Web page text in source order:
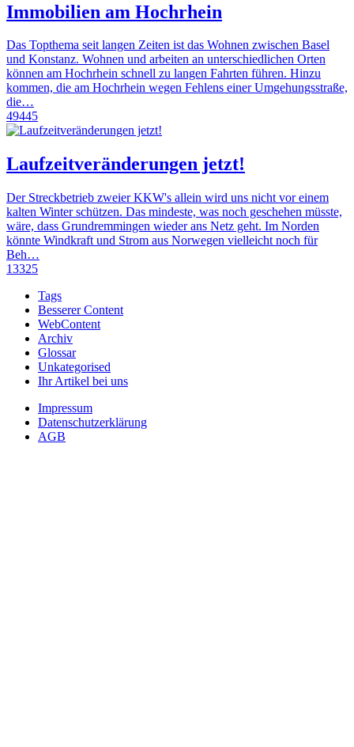
Immobilien am Hochrhein
Das Topthema seit langen Zeiten ist das Wohnen zwischen Basel
und Konstanz. Wohnen und arbeiten an unterschiedlichen Orten
können am Hochrhein schnell zu langen Fahrten führen. Hinzu
kommen, die am Hochrhein wegen Fehlens einer Umgehungsstraße,
die…
49445
Laufzeitveränderungen jetzt!
Der Streckbetrieb zweier KKW's allein wird uns nicht vor einem
kalten Winter schützen. Das mindeste, was noch geschehen müsste,
wäre, dass Grundremmingen wieder ans Netz geht. Im Norden
könnte Windkraft und Strom aus Norwegen vielleicht noch für
Beh…
13325
Tags
Besserer Content
WebContent
Archiv
Glossar
Unkategorised
Ihr Artikel bei uns
Impressum
Datenschutzerklärung
AGB